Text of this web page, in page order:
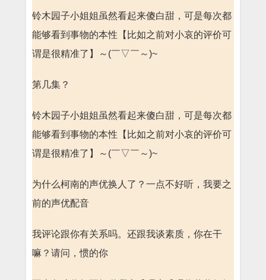
铃木园子小姐姐虽然看起来傻白甜，可是每次都
能够看到事物的本性【比如之前对小哀的评价可
谓是很精准了】～(￣▽￣～)~
第几集？
铃木园子小姐姐虽然看起来傻白甜，可是每次都
能够看到事物的本性【比如之前对小哀的评价可
谓是很精准了】～(￣▽￣～)~
为什么柯南的声优换人了？一点不好听，我要之
前的声优配音
我评论跟你有关系吗。还跟我谈素质，你在干
嘛？请问，惯的你